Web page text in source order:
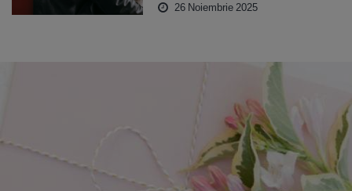
26 Noiembrie 2025